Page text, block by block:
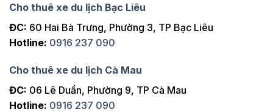
Cho thuê xe du lịch Bạc Liêu
ĐC: 60 Hai Bà Trưng, Phường 3, TP Bạc Liêu
Hotline: 0916 237 090
Cho thuê xe du lịch Cà Mau
ĐC: 06 Lê Duẩn, Phường 9, TP Cà Mau
Hotline: 0916 237 090